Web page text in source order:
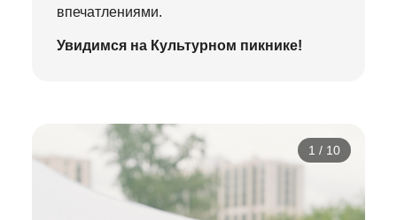
впечатлениями.
Увидимся на Культурном пикнике!
1 / 10